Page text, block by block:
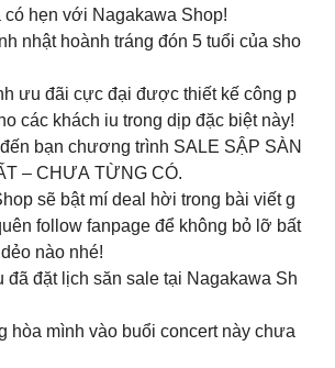
có hẹn với Nagakawa Shop!
nhật hoành tráng đón 5 tuổi của sho
ưu đãi cực đại được thiết kế công p
các khách iu trong dịp đặc biệt này!
bạn chương trình SALE SẬP SÀN
– CHƯA TỪNG CÓ.
sẽ bật mí deal hời trong bài viết g
follow fanpage để không bỏ lỡ bất
nào nhé!
đã đặt lịch săn sale tại Nagakawa Sh
hòa mình vào buổi concert này chưa